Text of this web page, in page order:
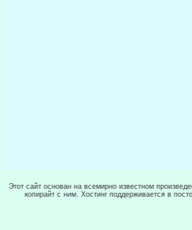
Этот сайт основан на всемирно известном
копирайт с ним. Хостинг поддерживается в